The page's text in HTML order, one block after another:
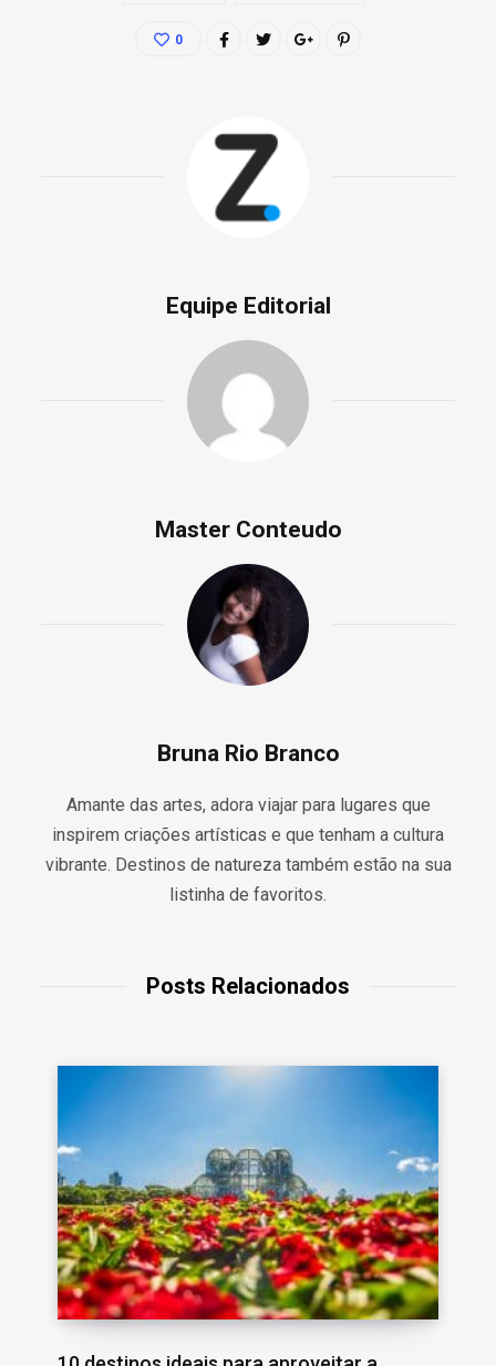
0
Equipe Editorial
Master Conteudo
Bruna Rio Branco
Amante das artes, adora viajar para lugares que
inspirem criações artísticas e que tenham a cultura
vibrante. Destinos de natureza também estão na sua
listinha de favoritos.
Posts Relacionados